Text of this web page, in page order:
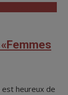
est heureux de